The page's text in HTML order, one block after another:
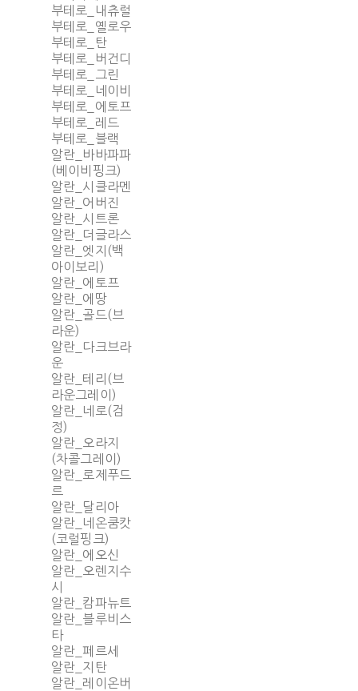
부테로_내츄럴
부테로_옐로우
부테로_탄
부테로_버건디
부테로_그린
부테로_네이비
부테로_에토프
부테로_레드
부테로_블랙
알란_바바파파
(베이비핑크)
알란_시클라멘
알란_어버진
알란_시트론
알란_더글라스
알란_엣지(백
아이보리)
알란_에토프
알란_에땅
알란_골드(브
라운)
알란_다크브라
운
알란_테리(브
라운그레이)
알란_네로(검
정)
알란_오라지
(차콜그레이)
알란_로제푸드
르
알란_달리아
알란_네온쿰캇
(코럴핑크)
알란_에오신
알란_오렌지수
시
알란_캄파뉴트
알란_블루비스
타
알란_페르세
알란_지탄
알란_레이온버